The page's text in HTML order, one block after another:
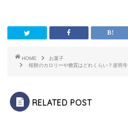
HOME
お菓子
桜餅のカロリーや糖質はどれくらい？道明寺
RELATED POST